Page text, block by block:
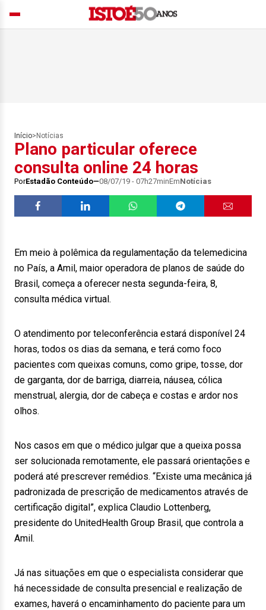
Início> Notícias
Plano particular oferece
consulta online 24 horas
PorEstadão Conteúdo 08/07/19 - 07h27minEmNotícias
Em meio à polêmica da regulamentação da telemedicina
no País, a Amil, maior operadora de planos de saúde do
Brasil, começa a oferecer nesta segunda-feira, 8,
consulta médica virtual.
O atendimento por teleconferência estará disponível 24
horas, todos os dias da semana, e terá como foco
pacientes com queixas comuns, como gripe, tosse, dor
de garganta, dor de barriga, diarreia, náusea, cólica
menstrual, alergia, dor de cabeça e costas e ardor nos
olhos.
Nos casos em que o médico julgar que a queixa possa
ser solucionada remotamente, ele passará orientações e
poderá até prescrever remédios. “Existe uma mecânica já
padronizada de prescrição de medicamentos através de
certificação digital”, explica Claudio Lottenberg,
presidente do UnitedHealth Group Brasil, que controla a
Amil.
Já nas situações em que o especialista considerar que
há necessidade de consulta presencial e realização de
exames, haverá o encaminhamento do paciente para um